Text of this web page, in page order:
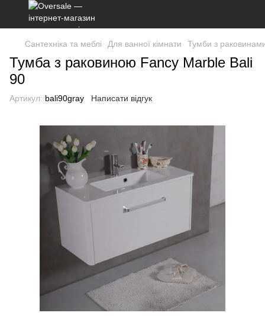
Сантехніка та меблі Для ванної кімнати Тумби з
Тумба з раковиною Fancy Marble Bali
90
Артикул: bali90gray Написати відгук